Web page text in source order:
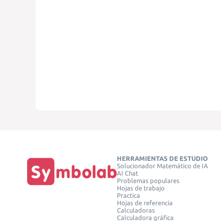
HERRAMIENTAS DE ESTUDIO
Solucionador Matemático de IA
AI Chat
Problemas populares
Hojas de trabajo
Practica
Hojas de referencia
Calculadoras
Calculadora gráfica